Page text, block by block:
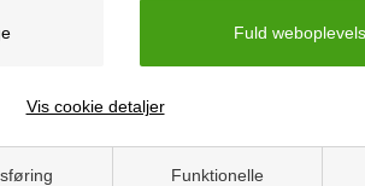
Funktionelle
Vis cookie detaljer
Vejledning